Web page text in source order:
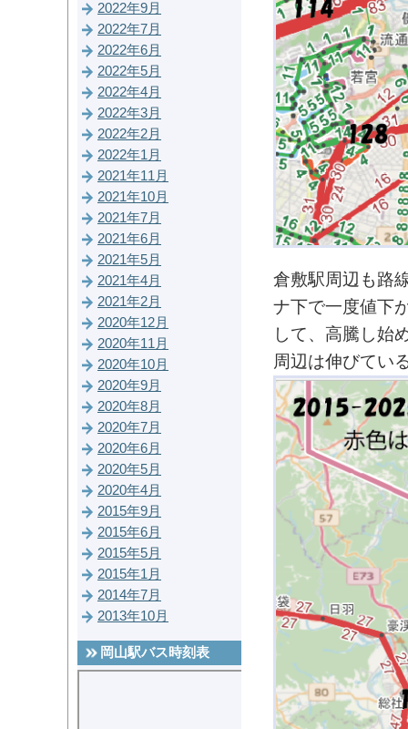
倉敷駅周辺も路
ナ下で一度値下
して、高騰し始
周辺は伸びてい
2022年9月
2022年7月
2022年6月
2022年5月
2022年4月
2022年3月
2022年2月
2022年1月
2021年11月
2021年10月
2021年7月
2021年6月
2021年5月
2021年4月
2021年2月
2020年12月
2020年11月
2020年10月
2020年9月
2020年8月
2020年7月
2020年6月
2020年5月
2020年4月
2015年9月
2015年6月
2015年5月
2015年1月
2014年7月
2013年10月
岡山駅バス時刻表